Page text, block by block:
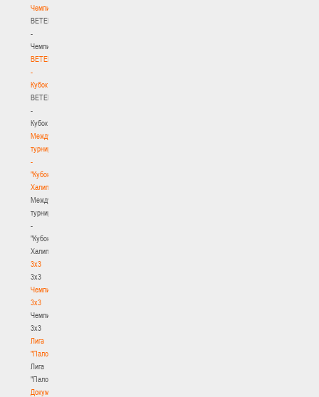
Чемпионат
BETERA
-
Чемпионат
BETERA
-
Кубок
BETERA
-
Кубок
Международный
турнир
-
"Кубок
Халипского"
Международный
турнир
-
"Кубок
Халипского"
3x3
3x3
Чемпионат
3х3
Чемпионат
3х3
Лига
"Палова"
Лига
"Палова"
Документы